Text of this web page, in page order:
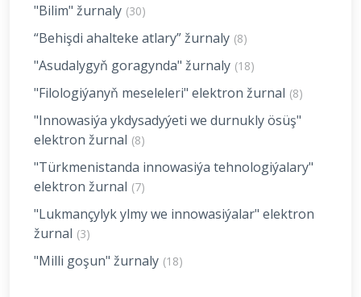
"Bilim" žurnaly (30)
“Behişdi ahalteke atlary” žurnaly (8)
"Asudalygyň goragynda" žurnaly (18)
"Filologiýanyň meseleleri" elektron žurnal (8)
"Innowasiýa ykdysadyýeti we durnukly ösüş"
elektron žurnal (8)
"Türkmenistanda innowasiýa tehnologiýalary"
elektron žurnal (7)
"Lukmançylyk ylmy we innowasiýalar" elektron
žurnal (3)
"Milli goşun" žurnaly (18)